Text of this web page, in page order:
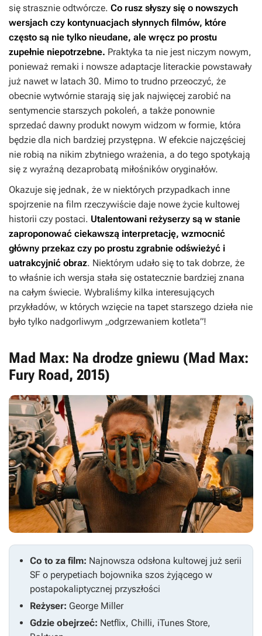
się strasznie odtwórcze. Co rusz słyszy się o nowszych
wersjach czy kontynuacjach słynnych filmów, które
często są nie tylko nieudane, ale wręcz po prostu
zupełnie niepotrzebne. Praktyka ta nie jest niczym nowym,
ponieważ remaki i nowsze adaptacje literackie powstawały
już nawet w latach 30. Mimo to trudno przeoczyć, że
obecnie wytwórnie starają się jak najwięcej zarobić na
sentymencie starszych pokoleń, a także ponownie
sprzedać dawny produkt nowym widzom w formie, która
będzie dla nich bardziej przystępna. W efekcie najczęściej
nie robią na nikim zbytniego wrażenia, a do tego spotykają
się z wyraźną dezaprobatą miłośników oryginałów.
Okazuje się jednak, że w niektórych przypadkach inne
spojrzenie na film rzeczywiście daje nowe życie kultowej
historii czy postaci. Utalentowani reżyserzy są w stanie
zaproponować ciekawszą interpretację, wzmocnić
główny przekaz czy po prostu zgrabnie odświeżyć i
uatrakcyjnić obraz. Niektórym udało się to tak dobrze, że
to właśnie ich wersja stała się ostatecznie bardziej znana
na całym świecie. Wybraliśmy kilka interesujących
przykładów, w których wzięcie na tapet starszego dzieła nie
było tylko nadgorliwym „odgrzewaniem kotleta”!
Mad Max: Na drodze gniewu (Mad Max:
Fury Road, 2015)
Co to za film: Najnowsza odsłona kultowej już serii
SF o perypetiach bojownika szos żyjącego w
postapokaliptycznej przyszłości
Reżyser: George Miller
Gdzie obejrzeć: Netflix, Chilli, iTunes Store,